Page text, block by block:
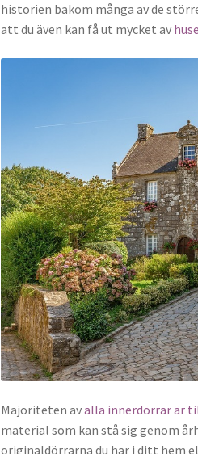
historien bakom många av de
att du även kan få ut mycket av
Majoriteten avalla innerdörrar är
material som kan stå sig genom
originaldörrarna du har i ditt hem